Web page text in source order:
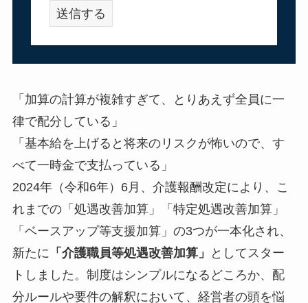
「加算の計算が複雑すぎて、とりあえず全員に一
律で配分している」
「基本給を上げると将来のリスクが怖いので、す
べて一時金で支払っている」
2024年（令和6年）6月、介護報酬改定により、こ
れまでの「処遇改善加算」「特定処遇改善加算」
「ベースアップ等支援加算」の3つが一本化され、
新たに 「介護職員等処遇改善加算」
としてスター
トしました。制度はシンプルになるどころか、配
分ルールや要件の解釈において、経営者の頭を悩